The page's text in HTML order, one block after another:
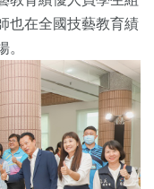
也在全國技藝教育績
。